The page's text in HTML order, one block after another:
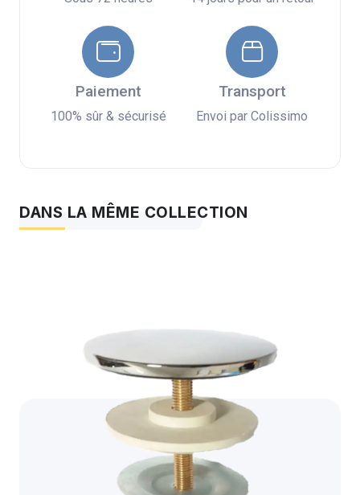
Paiement
100% sûr & sécurisé
Transport
Envoi par Colissimo
DANS LA MÊME COLLECTION